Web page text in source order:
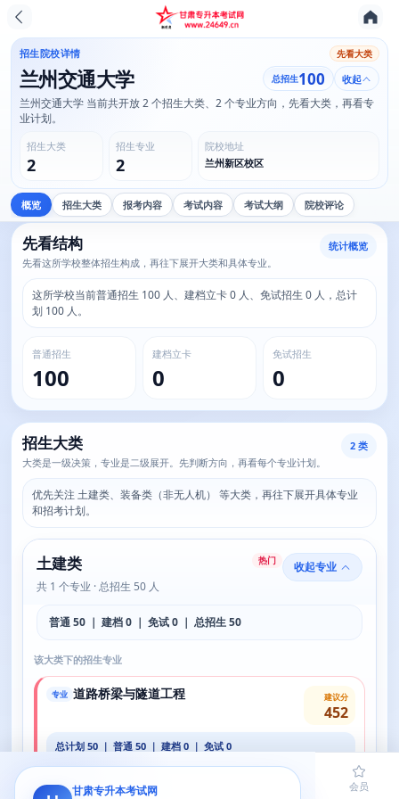
招生院校详情 先看大类
兰州交通大学 总招生100 收起
兰州交通大学 当前共开放 2 个招生大类、2 个专业方向，先看大类，再看专
业计划。
招生大类
2
招生专业
2
院校地址
兰州新区校区
概览 招生大类 报考内容 考试内容 考试大纲 院校评论
先看结构
先看这所学校整体招生构成，再往下展开大类和具体专业。
统计概览
这所学校当前普通招生 100 人、建档立卡 0 人、免试招生 0 人，总计
划 100 人。
普通招生
100
建档立卡
0
免试招生
0
招生大类
大类是一级决策，专业是二级展开。先判断方向，再看每个专业计划。
2 类
优先关注 土建类、装备类（非无人机） 等大类，再往下展开具体专业
和招考计划。
土建类 热门
共 1 个专业 · 总招生 50 人
收起专业
普通 50 ｜ 建档 0 ｜ 免试 0 ｜ 总招生 50
该大类下的招生专业
专业 道路桥梁与隧道工程 建议分
452
总计划 50 ｜ 普通 50 ｜ 建档 0 ｜ 免试 0
甘肃专升本考试网
首页 题库 会员